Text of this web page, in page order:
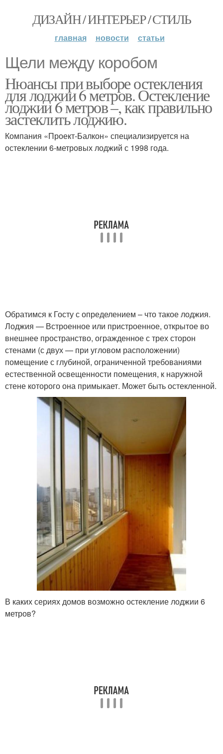
ДИЗАЙН / ИНТЕРЬЕР / СТИЛЬ
главная новости статьи
Щели между коробом
Нюансы при выборе остекления
для лоджии 6 метров. Остекление
лоджии 6 метров –, как правильно
застеклить лоджию.
Компания «Проект-Балкон» специализируется на
остеклении 6-метровых лоджий с 1998 года.
Обратимся к Госту с определением – что такое лоджия.
Лоджия — Встроенное или пристроенное, открытое во
внешнее пространство, огражденное с трех сторон
стенами (с двух — при угловом расположении)
помещение с глубиной, ограниченной требованиями
естественной освещенности помещения, к наружной
стене которого она примыкает. Может быть остекленной.
В каких сериях домов возможно остекление лоджии 6
метров?